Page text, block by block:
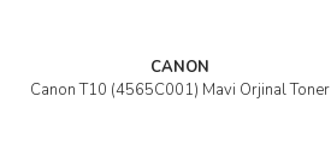
CANON
Canon T10 (4565C001) Mavi Orjinal Toner